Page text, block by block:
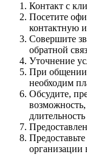
Контакт с
Посетите
контактную
Совершите
обратной
Уточнение
При общении
необходим
Обсудите,
организации